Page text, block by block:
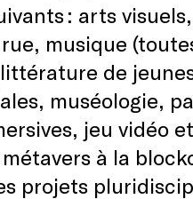
: arts
musique
de
muséologie,
jeu vidéo
à la
projets